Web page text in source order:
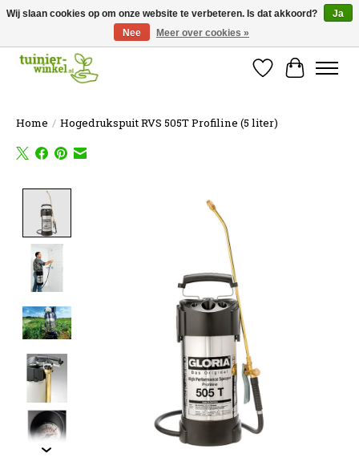
Online tuinartikelen kopen ✓ Online sinds 2007 ✓ Thuiswinkel Waarborg
Verlanglijst
Home / Hogedrukspuit RVS 505T Profiline (5 liter)
Product image slideshow Items
Wij slaan cookies op om onze website te verbeteren. Is dat akkoord?
Ja
Nee
Meer over cookies »